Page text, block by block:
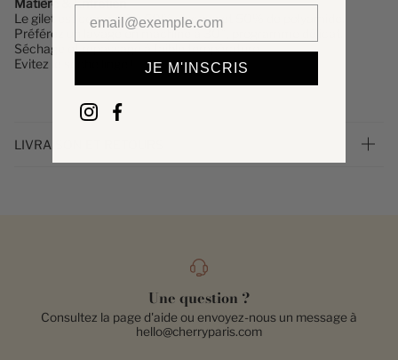
Le gilet
est composé à 50% viscose et 50% de polyamide.
Préférez un lavage en machine à 30°, programme délicat.
Séchage et repassage à faible température.
Evitez le sèche linge !
LIVRAISON ET RETOURS
Une question ?
Consultez la page d'aide ou envoyez-nous un message à
hello@cherryparis.com
JE M'INSCRIS